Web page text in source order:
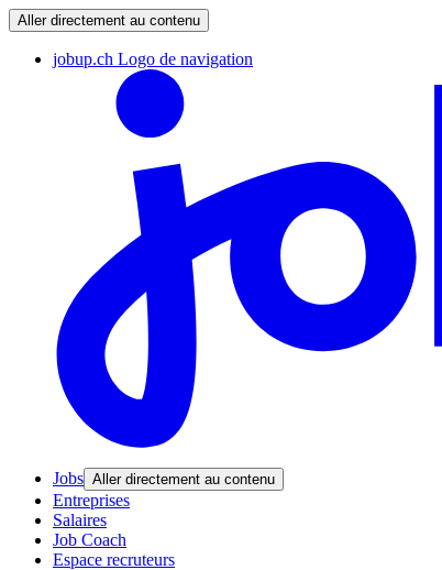
Aller directement au contenu
jobup.ch Logo de navigation
Jobs Aller directement au contenu
Entreprises
Salaires
Job Coach
Espace recruteurs